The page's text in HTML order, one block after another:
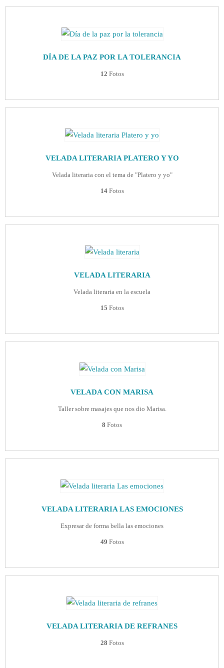
DÍA DE LA PAZ POR LA TOLERANCIA
12 Fotos
VELADA LITERARIA PLATERO Y YO
Velada literaria con el tema de "Platero y yo"
14Fotos
VELADA LITERARIA
Velada literaria en la escuela
15 Fotos
VELADA CON MARISA
Taller sobre masajes que nos dio Marisa.
8 Fotos
VELADA LITERARIA LAS EMOCIONES
Expresar de forma bella las emociones
49 Fotos
VELADA LITERARIA DE REFRANES
28 Fotos